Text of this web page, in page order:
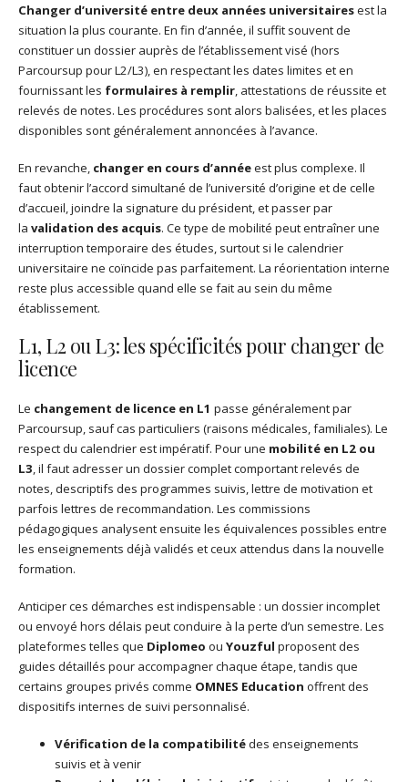
Changer d’université entre deux années universitairesest la
situation la plus courante. En fin d’année, il suffit souvent de
constituer un dossier auprès de l’établissement visé (hors
Parcoursup pour L2/L3), en respectant les dates limites et en
fournissant les formulaires à remplir, attestations de réussite et
relevés de notes. Les procédures sont alors balisées, et les places
disponibles sont généralement annoncées à l’avance.
En revanche, changer en cours d’annéeest plus complexe. Il
faut obtenir l’accord simultané de l’université d’origine et de celle
d’accueil, joindre la signature du président, et passer par
la validation des acquis. Ce type de mobilité peut entraîner une
interruption temporaire des études, surtout si le calendrier
universitaire ne coïncide pas parfaitement. La réorientation interne
reste plus accessible quand elle se fait au sein du même
établissement.
L1, L2 ou L3 : les spécificités pour changer de
licence
Le changement de licence en L1 passe généralement par
Parcoursup, sauf cas particuliers (raisons médicales, familiales). Le
respect du calendrier est impératif. Pour une mobilité en L2 ou
L3, il faut adresser un dossier complet comportant relevés de
notes, descriptifs des programmes suivis, lettre de motivation et
parfois lettres de recommandation. Les commissions
pédagogiques analysent ensuite les équivalences possibles entre
les enseignements déjà validés et ceux attendus dans la nouvelle
formation.
Anticiper ces démarches est indispensable : un dossier incomplet
ou envoyé hors délais peut conduire à la perte d’un semestre. Les
plateformes telles que Diplomeo ou Youzful proposent des
guides détaillés pour accompagner chaque étape, tandis que
certains groupes privés comme OMNES Education offrent des
dispositifs internes de suivi personnalisé.
Vérification de la compatibilitédes enseignements
suivis et à venir